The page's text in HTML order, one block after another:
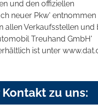
und den offiziellen
neuer Pkw' entnommen
allen Verkaufsstellen und
Treuhand GmbH'
ist unter
Kontakt zu uns: